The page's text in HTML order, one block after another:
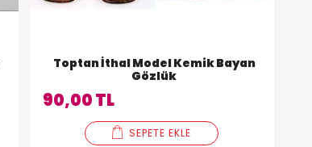
Toptan İthal Model Kemik Bayan
Gözlük
90,00 TL
SEPETE EKLE